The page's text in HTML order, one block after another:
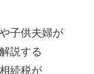
子供夫婦が
説する
続税が